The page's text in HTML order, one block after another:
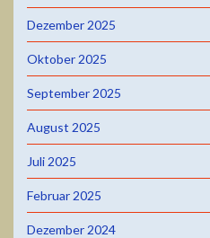
Dezember 2025
Oktober 2025
September 2025
August 2025
Juli 2025
Februar 2025
Dezember 2024